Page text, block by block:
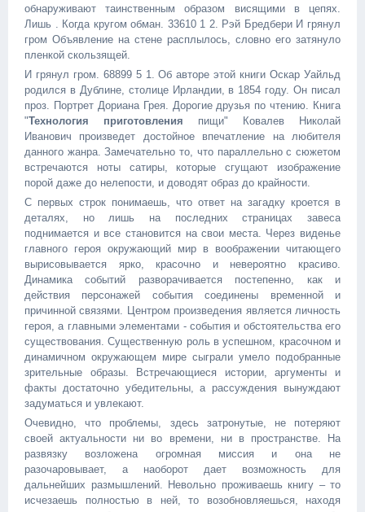
обнаруживают таинственным образом висящими в цепях.
Лишь . Когда кругом обман. 33610 1 2. Рэй Бредбери И грянул
гром Объявление на стене расплылось, словно его затянуло
пленкой скользящей.
И грянул гром. 68899 5 1. Об авторе этой книги Оскар Уайльд
родился в Дублине, столице Ирландии, в 1854 году. Он писал
проз. Портрет Дориана Грея. Дорогие друзья по чтению. Книга
"Технология приготовления пищи" Ковалев Николай
Иванович произведет достойное впечатление на любителя
данного жанра. Замечательно то, что параллельно с сюжетом
встречаются ноты сатиры, которые сгущают изображение
порой даже до нелепости, и доводят образ до крайности.
С первых строк понимаешь, что ответ на загадку кроется в
деталях, но лишь на последних страницах завеса
поднимается и все становится на свои места. Через виденье
главного героя окружающий мир в воображении читающего
вырисовывается ярко, красочно и невероятно красиво.
Динамика событий разворачивается постепенно, как и
действия персонажей события соединены временной и
причинной связями. Центром произведения является личность
героя, а главными элементами - события и обстоятельства его
существования. Существенную роль в успешном, красочном и
динамичном окружающем мире сыграли умело подобранные
зрительные образы. Встречающиеся истории, аргументы и
факты достаточно убедительны, а рассуждения вынуждают
задуматься и увлекают.
Очевидно, что проблемы, здесь затронутые, не потеряют
своей актуальности ни во времени, ни в пространстве. На
развязку возложена огромная миссия и она не
разочаровывает, а наоборот дает возможность для
дальнейших размышлений. Невольно проживаешь книгу – то
исчезаешь полностью в ней, то возобновляешься, находя